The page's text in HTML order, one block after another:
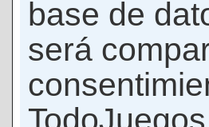
base de
será